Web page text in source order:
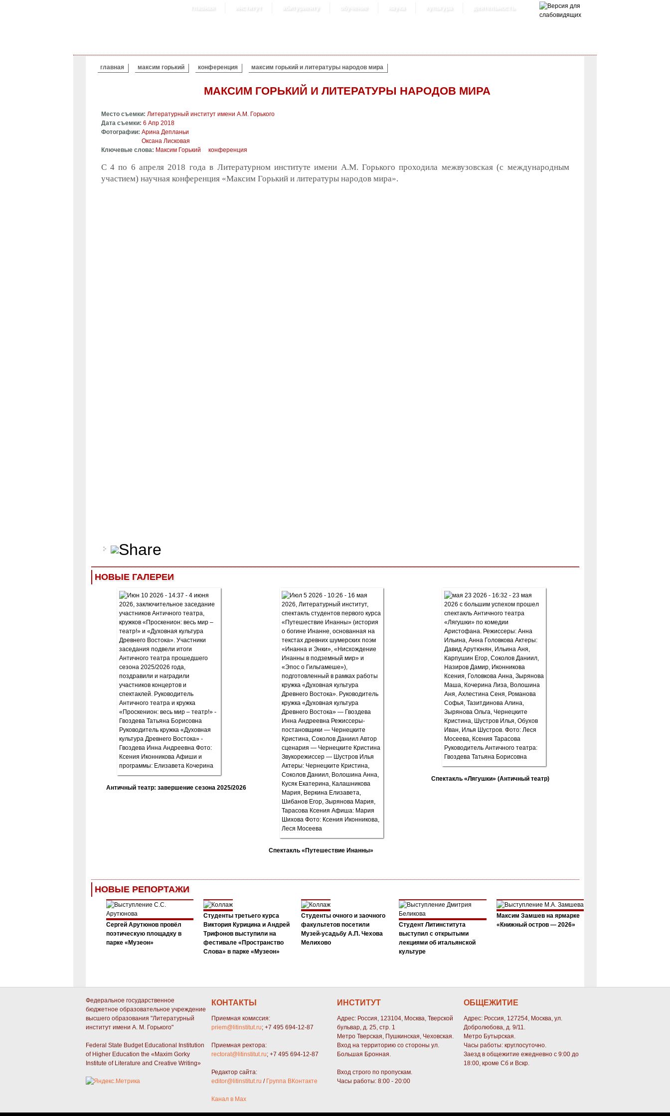
главная институт абитуриенту обучение наука культура деятельность
ВЫ ЗДЕСЬ
главная максим горький конференция максим горький и литературы народов мира
МАКСИМ ГОРЬКИЙ И ЛИТЕРАТУРЫ НАРОДОВ МИРА
Место съемки: Литературный институт имени А.М. Горького
Дата съемки: 6 Апр 2018
Фотографии: Арина Депланьи
Оксана Лисковая
Ключевые слова: Максим Горький конференция
С 4 по 6 апреля 2018 года в Литературном институте имени А.М. Горького проходила межвузовская (с международным
участием) научная конференция «Максим Горький и литературы народов мира».
НОВЫЕ ГАЛЕРЕИ
Античный театр: завершение сезона 2025/2026
Спектакль «Путешествие Инанны»
Спектакль «Лягушки» (Античный театр)
НОВЫЕ РЕПОРТАЖИ
Сергей Арутюнов провёл
поэтическую площадку в
парке «Музеон»
Студенты третьего курса
Виктория Курицина и Андрей
Трифонов выступили на
фестивале «Пространство
Слова» в парке «Музеон»
Студенты очного и заочного
факультетов посетили
Музей-усадьбу А.П. Чехова
Мелихово
Студент Литинститута
выступил с открытыми
лекциями об итальянской
культуре
Максим Замшев на ярмарке
«Книжный остров — 2026»
Федеральное государственное
бюджетное образовательное учреждение
высшего образования "Литературный
институт имени А. М. Горького"
Federal State Budget Educational Institution
of Higher Education the «Maxim Gorky
Institute of Literature and Creative Writing»
КОНТАКТЫ
Приемная комиссия:
priem@litinstitut.ru; +7 495 694-12-87
Приемная ректора:
rectorat@litinstitut.ru; +7 495 694-12-87
Редактор сайта:
editor@litinstitut.ru / Группа ВКонтакте
Канал в Max
ИНСТИТУТ
Адрес: Россия, 123104, Москва, Тверской
бульвар, д. 25, стр. 1
Метро Тверская, Пушкинская, Чеховская.
Вход на территорию со стороны ул.
Большая Бронная.
Вход строго по пропускам.
Часы работы: 8:00 - 20:00
ОБЩЕЖИТИЕ
Адрес: Россия, 127254, Москва, ул.
Добролюбова, д. 9/11.
Метро Бутырская.
Часы работы: круглосуточно.
Заезд в общежитие ежедневно с 9:00 до
18:00, кроме Сб и Вскр.